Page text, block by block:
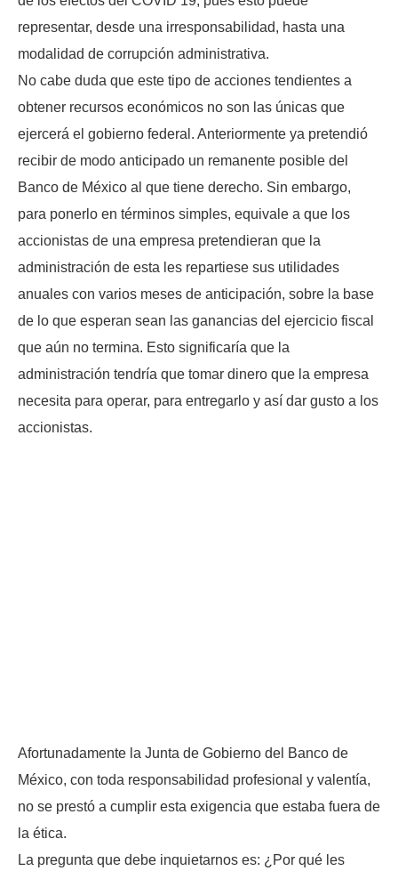
representar, desde una irresponsabilidad, hasta una
modalidad de corrupción administrativa.
No cabe duda que este tipo de acciones tendientes a
obtener recursos económicos no son las únicas que
ejercerá el gobierno federal. Anteriormente ya pretendió
recibir de modo anticipado un remanente posible del
Banco de México al que tiene derecho. Sin embargo,
para ponerlo en términos simples, equivale a que los
accionistas de una empresa pretendieran que la
administración de esta les repartiese sus utilidades
anuales con varios meses de anticipación, sobre la base
de lo que esperan sean las ganancias del ejercicio fiscal
que aún no termina. Esto significaría que la
administración tendría que tomar dinero que la empresa
necesita para operar, para entregarlo y así dar gusto a los
accionistas.
Afortunadamente la Junta de Gobierno del Banco de
México, con toda responsabilidad profesional y valentía,
no se prestó a cumplir esta exigencia que estaba fuera de
la ética.
La pregunta que debe inquietarnos es: ¿Por qué les